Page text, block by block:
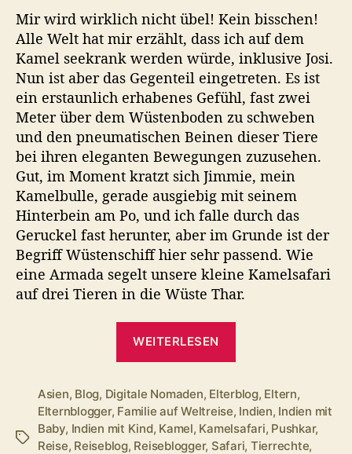
Mir wird wirklich nicht übel! Kein bisschen!
Alle Welt hat mir erzählt, dass ich auf dem
Kamel seekrank werden würde, inklusive Josi.
Nun ist aber das Gegenteil eingetreten. Es ist
ein erstaunlich erhabenes Gefühl, fast zwei
Meter über dem Wüstenboden zu schweben
und den pneumatischen Beinen dieser Tiere
bei ihren eleganten Bewegungen zuzusehen.
Gut, im Moment kratzt sich Jimmie, mein
Kamelbulle, gerade ausgiebig mit seinem
Hinterbein am Po, und ich falle durch das
Geruckel fast herunter, aber im Grunde ist der
Begriff Wüstenschiff hier sehr passend. Wie
eine Armada segelt unsere kleine Kamelsafari
auf drei Tieren in die Wüste Thar.
WEITERLESEN
der
Thar-
Wüste“
Schlagwörter
Asien, Blog, Digitale Nomaden, Elterblog, Eltern,
Elternblogger, Familie auf Weltreise, Indien, Indien mit
Baby, Indien mit Kind, Kamel, Kamelsafari, Pushkar,
Reise, Reiseblog, Reiseblogger, Safari, Tierrechte,